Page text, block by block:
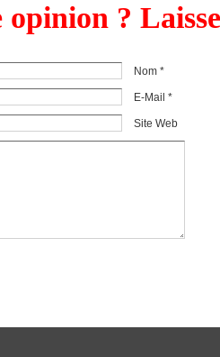
opinion ?
Nom *
E-Mail *
Site Web